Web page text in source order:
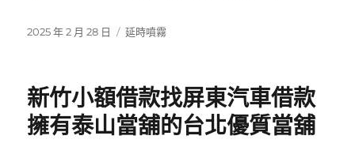
發
2025 年 2 月 28 日
分
延時噴霧
新竹小額借款找屏東汽車借款
擁有泰山當舖的台北優質當舖